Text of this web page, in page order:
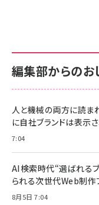
￥880
スペ
￥
年後
￥880
サポ
すい
2枚
￥
【
レイ
￥
サポ
￥
ケー
17 /
Pro/
￥
編集部からのお
人と機械の両方に読ま
に自社ブランドは表示
7:04
AI検索時代“選ばれる
られる次世代Web制作
8月5日 7:04